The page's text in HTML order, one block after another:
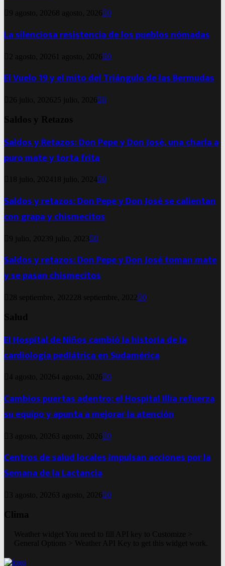
9 agosto, 20268 agosto, 2026 0
La silenciosa resistencia de los pueblos nómadas
2 agosto, 2026 1 agosto, 2026 0
El Vuelo 19 y el mito del Triángulo de las Bermudas
26 julio, 2026 25 julio, 2026 0
Saldos y Retazos
Saldos y Retazos: Don Pepe y Don José, una charla a
puro mate y torta frita
18 julio, 2024 18 julio, 2024 0
Saldos y retazos: Don Pepe y Don José se calientan
con grapa y chismecitos
9 julio, 20239 julio, 2023 0
Saldos y retazos: Don Pepe y Don José toman mate
y se pasan chismecitos
28 septiembre, 2022 28 septiembre, 2022 0
Salud
El Hospital de Niños cambió la historia de la
cardiología pediátrica en Sudamérica
4 agosto, 20264 agosto, 2026 0
Cambios puertas adentro: el Hospital Illia refuerza
su equipo y apunta a mejorar la atención
3 agosto, 2026 3 agosto, 2026 0
Centros de salud locales impulsan acciones por la
Semana de la Lactancia
3 agosto, 2026 3 agosto, 2026 0
Clima
Weather widget You need to fill API key to Customize >
General Options > Weather API Key to get this widget work.